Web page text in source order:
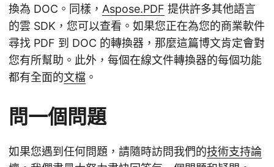
換為 DOC。同樣， Aspose.PDF 提供許多其他語言
的雲 SDK，您可以查看。如果您正在為您的商業軟件
尋找 PDF 到 DOC 的轉換器，那麼這篇博文肯定會對
您有所幫助。此外，每個在線文件轉換器的每個功能
都有全面的文檔 。
問一個問題
如果您遇到任何問題，請隨時訪問我們的技術支持論